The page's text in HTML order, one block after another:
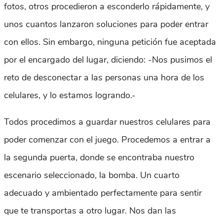
fotos, otros procedieron a esconderlo rápidamente, y
unos cuantos lanzaron soluciones para poder entrar
con ellos. Sin embargo, ninguna petición fue aceptada
por el encargado del lugar, diciendo: -Nos pusimos el
reto de desconectar a las personas una hora de los
celulares, y lo estamos logrando.-
Todos procedimos a guardar nuestros celulares para
poder comenzar con el juego. Procedemos a entrar a
la segunda puerta, donde se encontraba nuestro
escenario seleccionado, la bomba. Un cuarto
adecuado y ambientado perfectamente para sentir
que te transportas a otro lugar. Nos dan las